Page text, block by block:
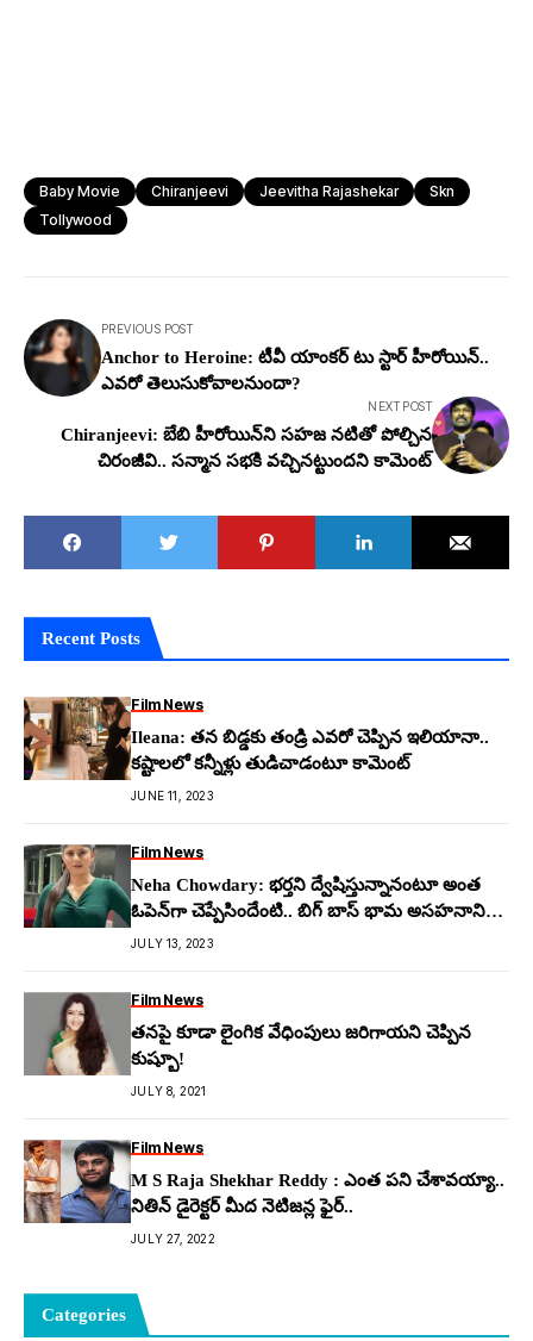
Baby Movie Chiranjeevi Jeevitha Rajashekar
Skn
Tollywood
PREVIOUS POST
Anchor to Heroine: టీవీ యాంకర్ టు స్టార్ హీరోయిన్..
ఎవరో తెలుసుకోవాలనుందా?
NEXT POST
Chiranjeevi: బేబి హీరోయిన్‌ని స‌హ‌జ న‌టితో పోల్చిన
చిరంజీవి.. సన్మాన స‌భ‌కి వ‌చ్చిన‌ట్టుంద‌ని కామెంట్
Recent Posts
Film News
Ileana: త‌న బిడ్డ‌కు తండ్రి ఎవ‌రో చెప్పిన ఇలియానా..
క‌ష్టాల‌లో కన్నీళ్లు తుడిచాడంటూ కామెంట్
JUNE 11, 2023
Film News
Neha Chowdary: భ‌ర్త‌ని ద్వేషిస్తున్నానంటూ అంత
ఓపెన్‌గా చెప్పేసిందేంటి.. బిగ్ బాస్ భామ అస‌హ‌నానికి
కార‌ణం?
JULY 13, 2023
Film News
తనపై కూడా లైంగిక వేధింపులు జరిగాయని చెప్పిన
కుష్బూ!
JULY 8, 2021
Film News
M S Raja Shekhar Reddy : ఎంత పని చేశావయ్యా..
నితిన్ డైరెక్టర్ మీద నెటిజన్ల ఫైర్..
JULY 27, 2022
Categories